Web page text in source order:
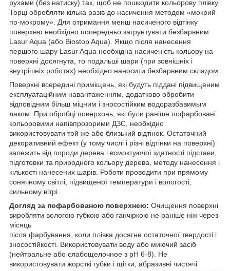
рухами (без натиску) так, щоб не пошкодити кольорову плівку.
Торці обробляти кілька разів до насичення методом «мокрий
по-мокрому». Для отримання менш насиченого відтінку
поверхню необхідно попередньо загрунтувати безбарвним
Lasur Aqua (або Biostop Aqua). Якщо після нанесення
першого шару Lasur Aqua необхідна насиченість кольору на
поверхні досягнута, то подальші шари (при зовнішніх і
внутрішніх роботах) необхідно наносити безбарвним складом.
Поверхні всередині приміщень, які будуть піддані підвищеним
експлуатаційним навантаженням, додатково обробити
відповідним більш міцним і зносостійким водоразбавимым
лаком. При обробці поверхонь, які були раніше пофарбовані
кольоровими напівпрозорими ДЗС, необхідно
використовувати той же або близький відтінок. Остаточний
декоративний ефект (у тому числі і різні відтінки на поверхні)
залежить від породи дерева і всмоктуючої здатності підстави,
підготовки та природного кольору дерева, методу нанесення і
кількості нанесених шарів. Роботи проводити при прямому
сонячному світлі, підвищеної температури і вологості,
сильному вітрі.
Догляд за пофарбованою поверхнею: Очищення поверхні
виробляти вологою губкою або ганчіркою не раніше ніж через
місяць
після фарбування, коли плівка досягне остаточної твердості і
зносостійкості. Використовувати воду або миючий засіб
(нейтральне або слабощелочное з рН 6-8). Не
використовувати жорсткі губки і щітки, абразивні чистячі